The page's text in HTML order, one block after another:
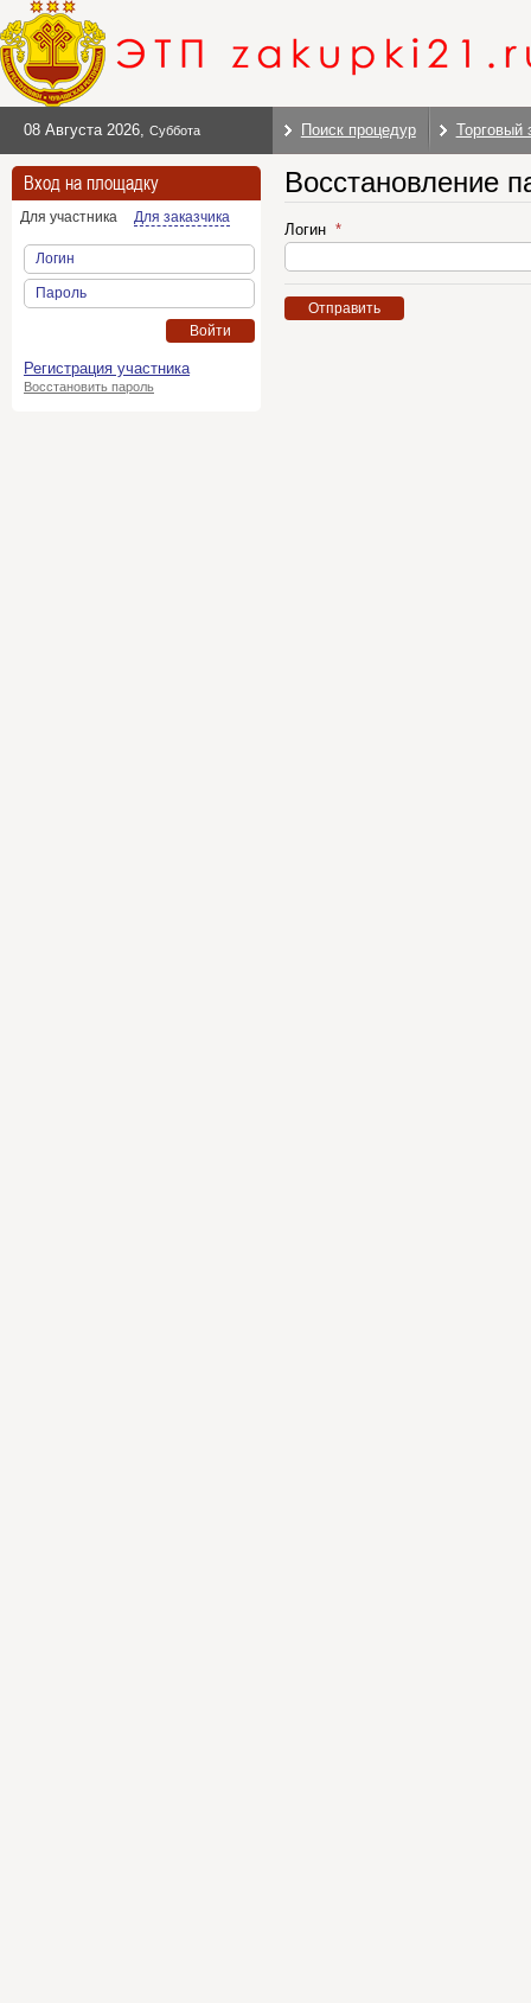
08 Августа 2026, Суббота Поиск процедур Торговый
Вход на площадку
Для участника Для заказчика
Логин
Пароль
Войти
Регистрация участника
Восстановить пароль
Восстановление
Логин
Отправить